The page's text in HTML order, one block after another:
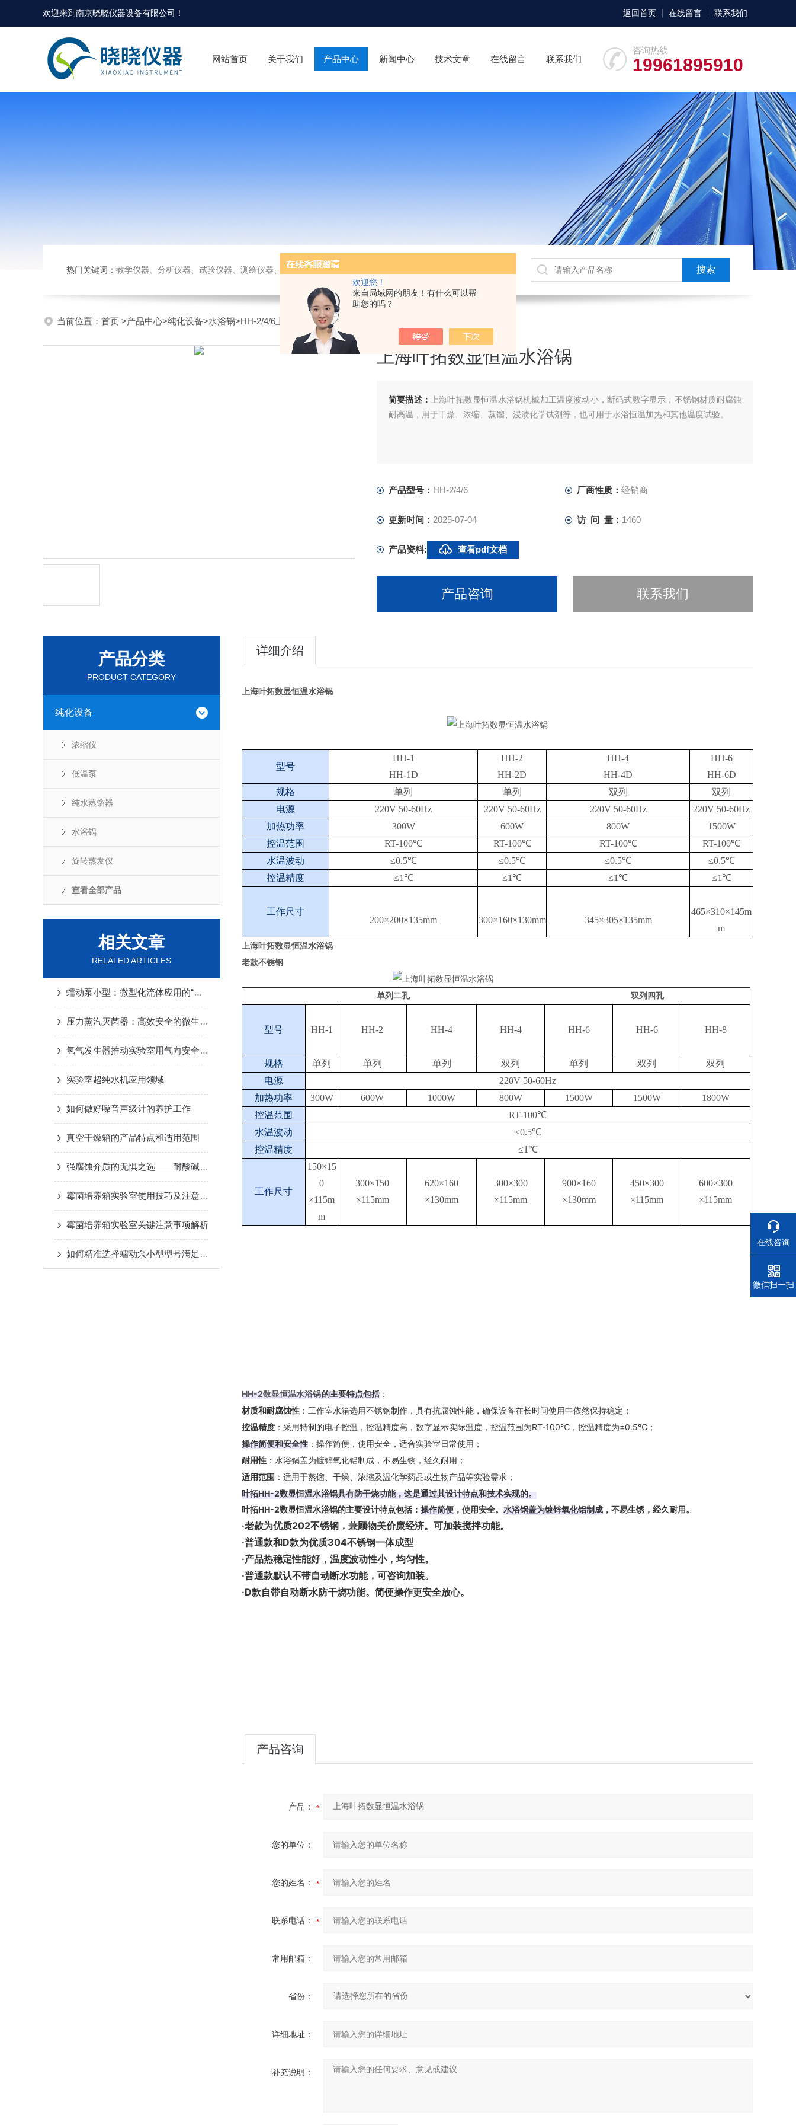
欢迎您！
来自局域网的朋友！有什么可以帮
助您的吗？
欢迎来到南京晓晓仪器设备有限公司 ！ 返回首页 在线留言 联系我们
咨询热线
19961895910
网站首页 关于我们 产品中心 新闻中心 技术文章 在线留言 联系我们
热门关键词： 教学仪器、分析仪器、试验仪器、测绘仪器、玻璃仪器、水质测试剂、办公设备及用品销售；仪器仪表技术服务、维修。
当前位置： 首页 >产品中心>纯化设备>水浴锅>HH-2/4/6上海叶拓数显恒温水浴锅
上海叶拓数显恒温水浴锅
简要描述：
上海叶拓数显恒温水浴锅机械加工温度波动小，断码式数字显示，不锈钢材质耐腐蚀
耐高温，用于干燥、浓缩、蒸馏、浸渍化学试剂等，也可用于水浴恒温加热和其他温度试验。
产品型号： HH-2/4/6 厂商性质： 经销商
更新时间： 2025-07-04 访 问 量： 1460
产品资料: 查看pdf文档
产品咨询 联系我们
产品分类
PRODUCT CATEGORY
纯化设备
浓缩仪
低温泵
纯水蒸馏器
水浴锅
旋转蒸发仪
查看全部产品
相关文章
RELATED ARTICLES
蠕动泵小型：微型化流体应用的“灵动心脏”
压力蒸汽灭菌器：高效安全的微生物灭菌工具
氢气发生器推动实验室用气向安全化发展
实验室超纯水机应用领域
如何做好噪音声级计的养护工作
真空干燥箱的产品特点和适用范围
强腐蚀介质的无惧之选——耐酸碱蠕动泵原理与化工流体传输应用
霉菌培养箱实验室使用技巧及注意事项
霉菌培养箱实验室关键注意事项解析
如何精准选择蠕动泵小型型号满足实验与生产需求
详细介绍
上海叶拓数显恒温水浴锅
型号
HH-1
HH-1D
HH-2
HH-2D
HH-4
HH-4D
HH-6
HH-6D
规格
单列 单列 双列
双列
电源
220V 50-60Hz 220V 50-60Hz 220V 50-60Hz
220V 50-60Hz
加热功率
300W 600W 800W
1500W
控温范围
RT-100℃ RT-100℃ RT-100℃
RT-100℃
水温波动
≤0.5℃ ≤0.5℃ ≤0.5℃
≤0.5℃
控温精度
≤1℃ ≤1℃ ≤1℃ ≤1℃
工作尺寸
200×200×135mm
300×160×130mm 345×305×135mm
465×310×145m
m
上海叶拓数显恒温水浴锅
老款不锈钢
单列二孔 双列四孔
型号 HH-1 HH-2 HH-4 HH-4 HH-6 HH-6 HH-8
规格 单列 单列 单列 双列 单列 双列
双列
电源
220V 50-60Hz
加热功率
300W 600W 1000W 800W 1500W 1500W
1800W
控温范围
RT-100℃
水温波动
≤0.5℃
控温精度
≤1℃
工作尺寸
150×15
0
×115m
m
300×150
×115mm
620×160
×130mm
300×300
×115mm
900×160
×130mm
450×300
×115mm
600×300
×115mm
HH-2数显恒温水浴锅的主要特点包括 ‌：
材质和耐腐蚀性 ‌：工作室水箱选用不锈钢制作，具有抗腐蚀性能，确保设备在长时间使用中依然保持稳定‌ ；
控温精度 ‌：采用特制的电子控温，控温精度高，数字显示实际温度，控温范围为RT-100℃，控温精度为±0.5℃；‌
操作简便和安全性 ‌：操作简便，使用安全，适合实验室日常使用；‌
耐用性 ‌：水浴锅盖为镀锌氧化铝制成，不易生锈，经久耐用；‌
适用范围 ‌：适用于蒸馏、干燥、浓缩及温化学药品或生物产品等实验需求；
叶拓HH-2数显恒温水浴锅具有防干烧功能，这是通过其设计特点和技术实现的。
叶拓HH-2数显恒温水浴锅的主要设计特点包括： 操作简便 ‌，使用安全。 水浴锅盖为镀锌氧化铝制成 ‌，不易生锈，经久耐用‌。
·老款为优质202不锈钢，兼顾物美价廉经济。可加装搅拌功能。
·普通款和D款为优质304不锈钢一体成型
·产品热稳定性能好，温度波动性小，均匀性。
·普通款默认不带自动断水功能，可咨询加装。
·D款自带自动断水防干烧功能。简便操作更安全放心。
产品咨询
产品：
您的单位：
您的姓名：
联系电话：
常用邮箱：
省份：
详细地址：
补充说明：
在线咨询
电话
微信扫一扫